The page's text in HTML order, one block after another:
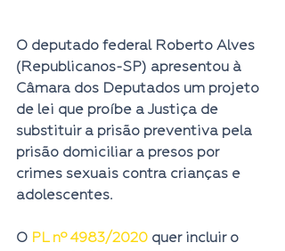
O deputado federal Roberto Alves
(Republicanos-SP) apresentou à
Câmara dos Deputados um projeto
de lei que proíbe a Justiça de
substituir a prisão preventiva pela
prisão domiciliar a presos por
crimes sexuais contra crianças e
adolescentes.
O PL nº 4983/2020 quer incluir o